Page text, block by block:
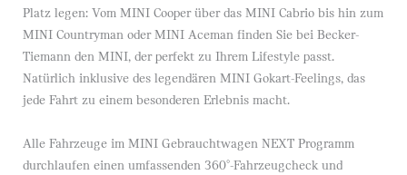
Platz legen: Vom MINI Cooper über das MINI Cabrio bis hin zum
MINI Countryman oder MINI Aceman finden Sie bei Becker-
Tiemann den MINI, der perfekt zu Ihrem Lifestyle passt.
Natürlich inklusive des legendären MINI Gokart-Feelings, das
jede Fahrt zu einem besonderen Erlebnis macht.
Alle Fahrzeuge im MINI Gebrauchtwagen NEXT Programm
durchlaufen einen umfassenden 360°-Fahrzeugcheck und